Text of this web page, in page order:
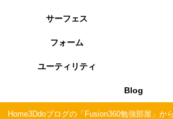
サーフェス
フォーム
ユーティリティ
Blog
Home3Ddoブログの「Fusion360勉強部屋」か